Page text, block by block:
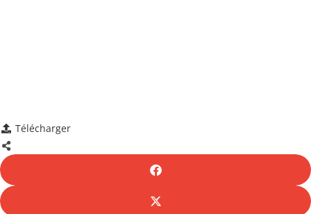
Télécharger